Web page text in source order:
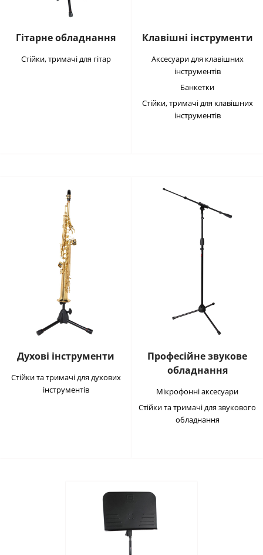
Гітарне обладнання
Стійки, тримачі для гітар
Клавішні інструменти
Аксесуари для клавішних
інструментів
Банкетки
Стійки, тримачі для клавішних
інструментів
Духові інструменти
Стійки та тримачі для духових
інструментів
Професійне звукове
обладнання
Мікрофонні аксесуари
Стійки та тримачі для звукового
обладнання